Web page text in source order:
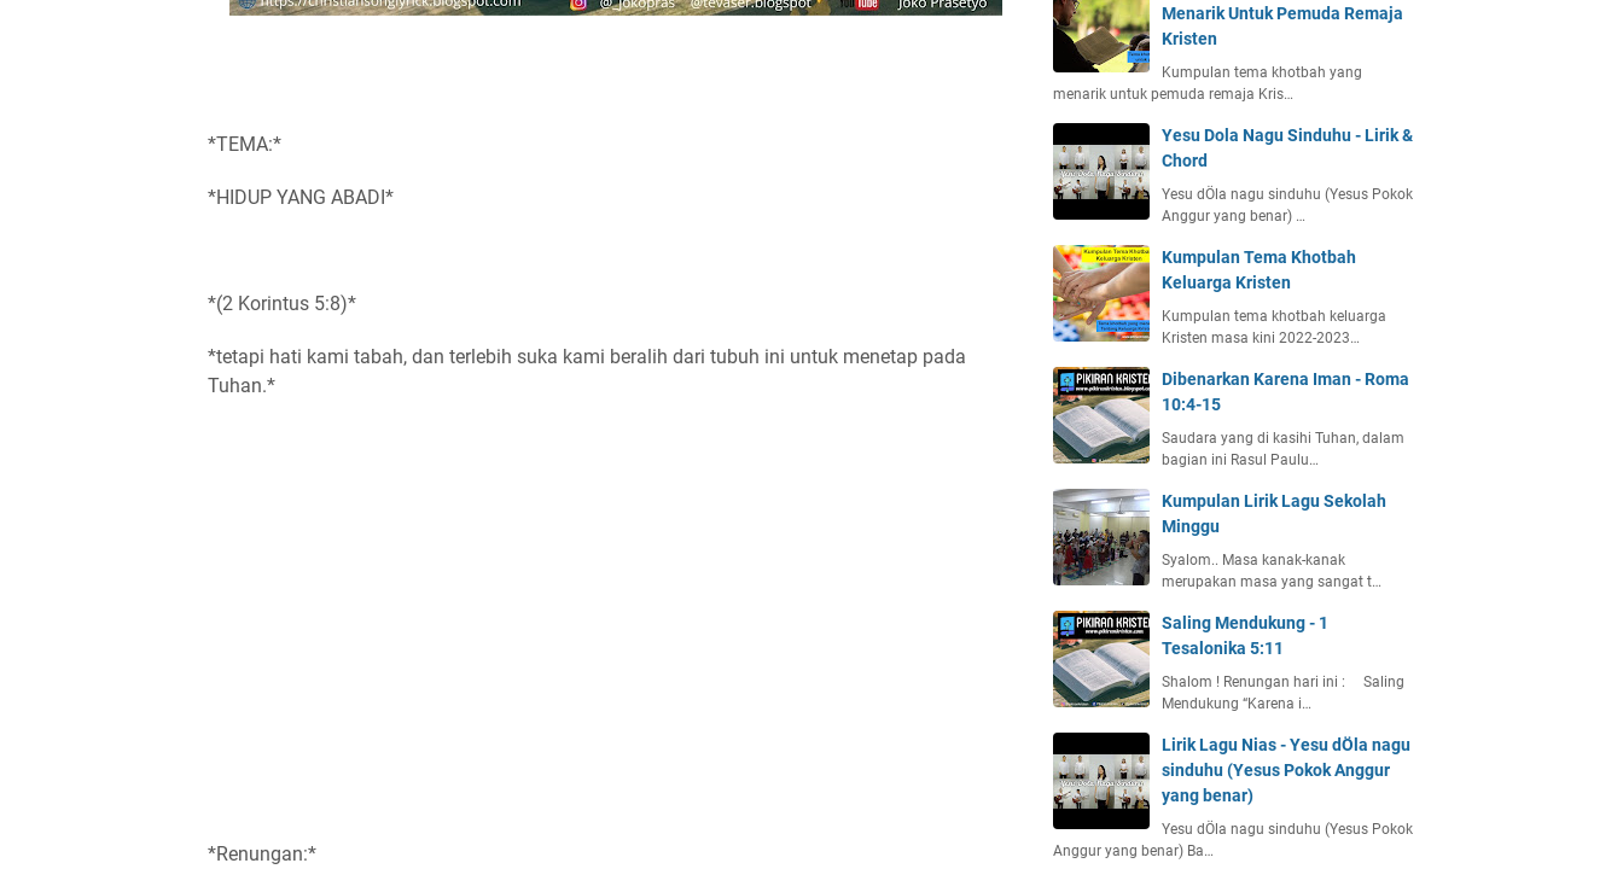
*TEMA:*
*HIDUP YANG ABADI*
*(2 Korintus 5:8)*
*tetapi hati kami tabah, dan terlebih suka kami beralih dari tubuh ini untuk menetap pada
Tuhan.*
*Renungan:*
Menarik Untuk Pemuda Remaja
Kristen
Kumpulan tema khotbah yang
menarik untuk pemuda remaja Kris…
Yesu Dola Nagu Sinduhu - Lirik &
Chord
Yesu dÖla nagu sinduhu (Yesus Pokok
Anggur yang benar) …
Kumpulan Tema Khotbah
Keluarga Kristen
Kumpulan tema khotbah keluarga
Kristen masa kini 2022-2023…
Dibenarkan Karena Iman - Roma
10:4-15
Saudara yang di kasihi Tuhan, dalam
bagian ini Rasul Paulu…
Kumpulan Lirik Lagu Sekolah
Minggu
Syalom.. Masa kanak-kanak
merupakan masa yang sangat t…
Saling Mendukung - 1
Tesalonika 5:11
Shalom ! Renungan hari ini : Saling
Mendukung “Karena i…
Lirik Lagu Nias - Yesu dÖla nagu
sinduhu (Yesus Pokok Anggur
yang benar)
Yesu dÖla nagu sinduhu (Yesus Pokok
Anggur yang benar) Ba…